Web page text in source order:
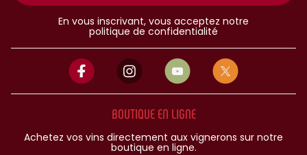
En vous inscrivant, vous acceptez notre
politique de confidentialité
BOUTIQUE EN LIGNE
Achetez vos vins directement aux vignerons sur notre
boutique en ligne.